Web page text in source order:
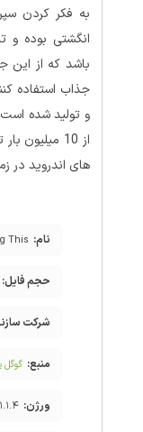
به فکر کردن
انگشتی بوده و
باشد که از این
از 10
های اندروید در
نام: This
حجم فایل:
شرکت
منبع: گوگل
ورژن: ۱.۱.۴